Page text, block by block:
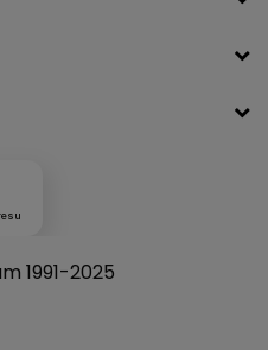
1991-2025